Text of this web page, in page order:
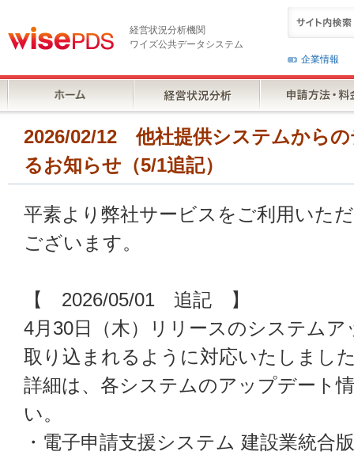
経営状況分析機関
ワイズ公共データシステム
企業情報
2026/02/12 他社提供システムからの
るお知らせ（5/1追記）
平素より弊社サービスをご利用いた
ございます。
【 2026/05/01 追記 】
4月30日（木）リリースのシステム
取り込まれるように対応いたしまし
詳細は、各システムのアップデート
い。
・電子申請支援システム 建設業統合